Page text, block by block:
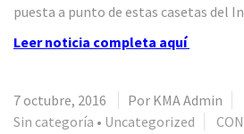
puesta a punto de estas casetas del
Leer noticia completa aquí
7 octubre, 2016 Por KMA Admin
Sin categoría • Uncategorized